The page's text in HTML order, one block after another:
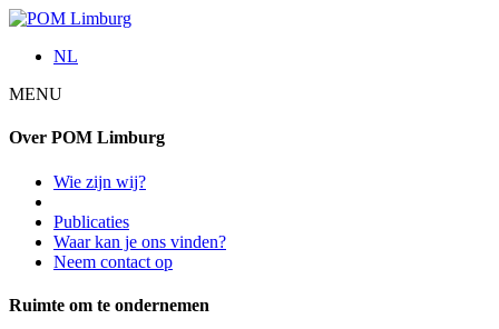
NL
MENU
Over POM Limburg
Wie zijn wij?
Publicaties
Waar kan je ons vinden?
Neem contact op
Ruimte om te ondernemen